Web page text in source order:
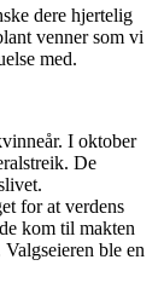
dere hjertelig
venner som vi
med.
I oktober
De
for at verdens
kom til makten
ble en